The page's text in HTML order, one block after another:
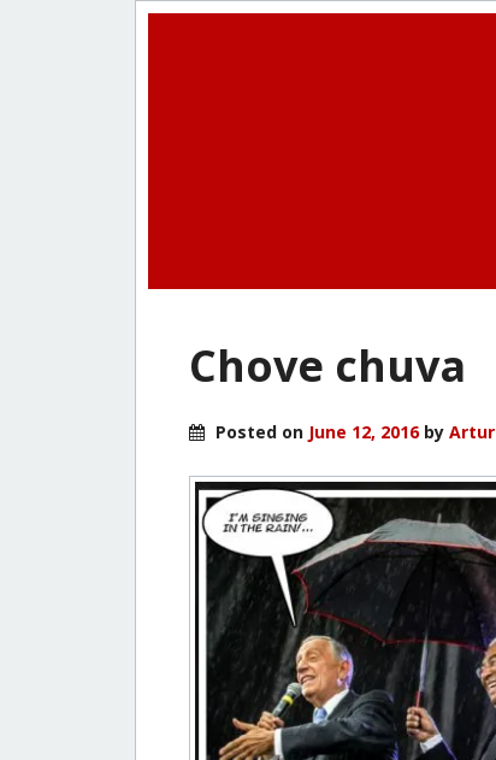
Chove chuva
Posted on June 12, 2016by Artur